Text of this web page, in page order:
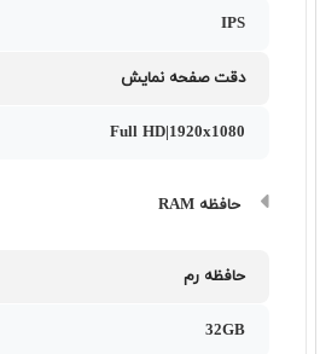
IPS
دقت صفحه نمایش
Full HD|1920x1080
حافظه RAM
حافظه رم
32GB